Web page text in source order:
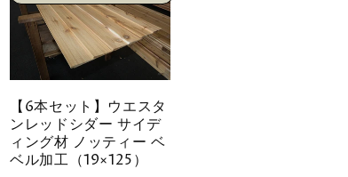
【6本セット】ウエスタ
ンレッドシダー サイデ
ィング材 ノッティー ベ
ベル加工（19×125）